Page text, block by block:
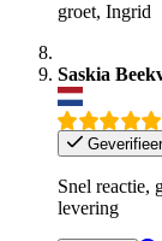
groet, Ingrid
Saskia
Snel reactie,
levering